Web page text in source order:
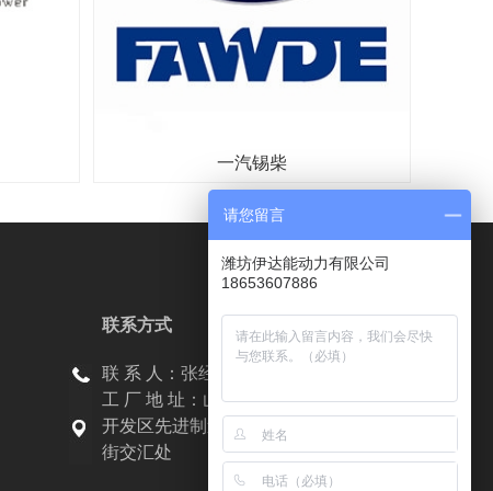
一汽锡柴
联系方式
联 系 人：张经理 186-5360-7886
工 厂 地 址：山东省潍坊市滨海经济技术
开发区先进制造业产业园海林路与昌海大
街交汇处
请您留言
潍坊伊达能动力有限公司
18653607886